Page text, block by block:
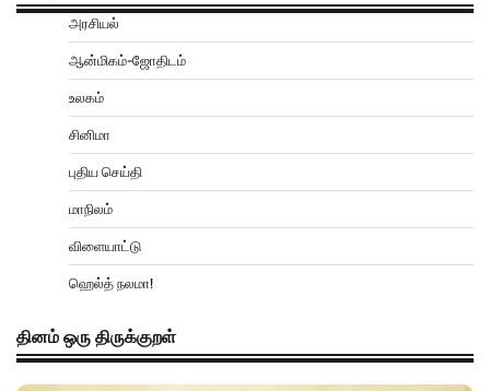
அரசியல்
ஆன்மிகம்-ஜோதிடம்
உலகம்
சினிமா
புதிய செய்தி
மாநிலம்
விளையாட்டு
ஹெல்த் நலமா!
தினம் ஒரு திருக்குறள்